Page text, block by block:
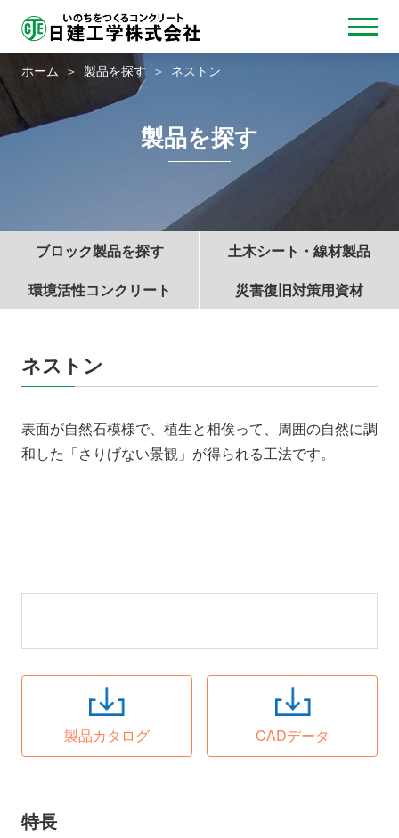
ホーム 製品を探す ネストン
製品を探す
ブロック製品を探す
土木シート・線材製品
環境活性コンクリート
災害復旧対策用資材
ネストン
表面が自然石模様で、植生と相俟って、周囲の自然に調
和した「さりげない景観」が得られる工法です。
製品カタログ CADデータ
特長